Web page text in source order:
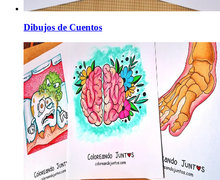
Dibujos de Cuentos